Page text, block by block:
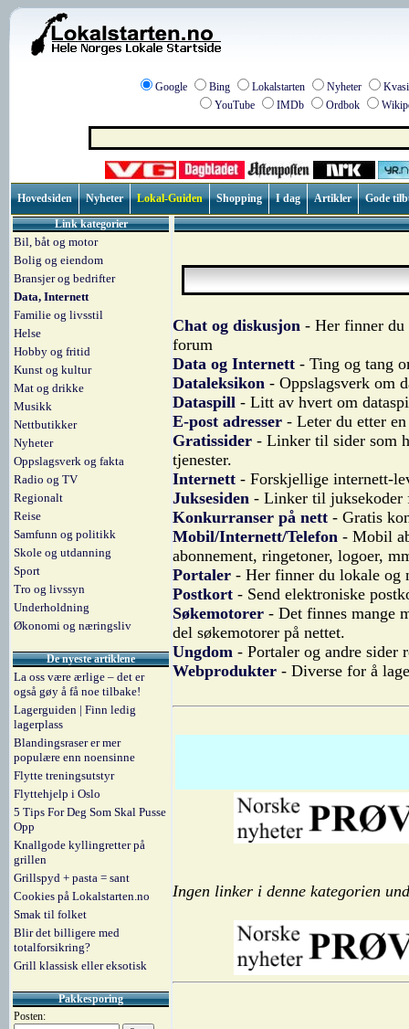
Google Bing Lokalstarten Nyheter
YouTube
IMDb Ordbok
Hovedsiden Nyheter Lokal-Guiden Shopping I dag Artikler
Gode
Link kategorier
Bil, båt og motor
Bolig og eiendom
Bransjer og bedrifter
Data, Internett
Familie og livsstil
Helse
Hobby og fritid
Kunst og kultur
Mat og drikke
Musikk
Nettbutikker
Nyheter
Oppslagsverk og fakta
Radio og TV
Regionalt
Reise
Samfunn og politikk
Skole og utdanning
Sport
Tro og livssyn
Underholdning
Økonomi og næringsliv
De nyeste artiklene
La oss være ærlige – det er
også gøy å få noe tilbake!
Lagerguiden | Finn ledig
lagerplass
Blandingsraser er mer
populære enn noensinne
Flytte treningsutstyr
Flyttehjelp i Oslo
5 Tips For Deg Som Skal Pusse
Opp
Knallgode kyllingretter på
grillen
Grillspyd + pasta = sant
Cookies på Lokalstarten.no
Smak til folket
Blir det billigere med
totalforsikring?
Grill klassisk eller eksotisk
Pakkesporing
Posten:
Chat og diskusjon - Her finner du
forum
Data og Internett - Ting og tang
Dataleksikon - Oppslagsverk om
Dataspill - Litt av hvert om
E-post adresser - Leter du etter
Gratissider - Linker til sider som
tjenester.
Internett - Forskjellige internett-
Juksesiden - Linker til juksekoder
Konkurranser på nett - Gratis
Mobil/Internett/Telefon - Mobil
abonnement, ringetoner, logoer,
Portaler - Her finner du lokale og
Postkort - Send elektroniske
Søkemotorer - Det finnes mange
del søkemotorer på nettet.
Ungdom - Portaler og andre sider
Webprodukter - Diverse for å
Ingen linker i denne kategorien